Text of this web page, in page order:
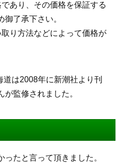
あり、その価格を保証する
御了承下さい。
り方法などによって価格が
は2008年に新潮社より刊
監修されました。
たと言って頂きました。